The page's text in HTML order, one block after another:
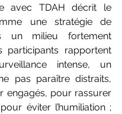
avec TDAH décrit le
une stratégie de
un milieu fortement
participants rapportent
intense, un
pas paraître distraits,
engagés, pour rassurer
éviter l’humiliation ;